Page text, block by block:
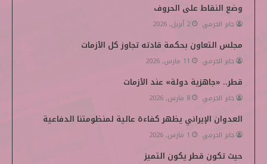
وضع النقاط على الحروف
جابر الحرمي 2 أبريل, 2026
مجلس التعاون بحكمة قادته تجاوز كل الأزمات
جابر الحرمي 11 مارس, 2026
قطر.. «جاهزية دولة» عند الأزمات
جابر الحرمي 8 مارس, 2026
العدوان الإيراني يظهر كفاءة عالية لمنظومتنا الدفاعية
جابر الحرمي 1 مارس, 2026
حيث تكون قطر يكون التميز